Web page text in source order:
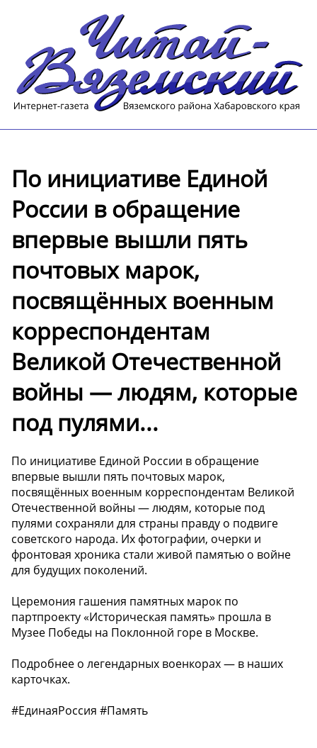
По инициативе Единой
России в обращение
впервые вышли пять
почтовых марок,
посвящённых военным
корреспондентам
Великой Отечественной
войны — людям, которые
под пулями...
По инициативе Единой России в обращение
впервые вышли пять почтовых марок,
посвящённых военным корреспондентам Великой
Отечественной войны — людям, которые под
пулями сохраняли для страны правду о подвиге
советского народа. Их фотографии, очерки и
фронтовая хроника стали живой памятью о войне
для будущих поколений.
Церемония гашения памятных марок по
партпроекту «Историческая память» прошла в
Музее Победы на Поклонной горе в Москве.
Подробнее о легендарных военкорах — в наших
карточках.
#ЕдинаяРоссия #Память